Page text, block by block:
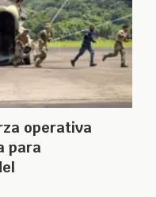
operativa
para